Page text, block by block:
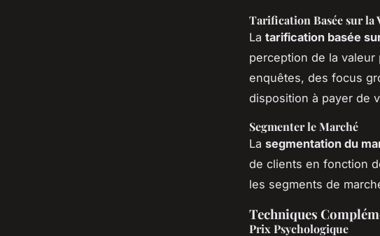
Tarification Basée sur la
La tarification basée
perception de la
enquêtes, des focus
disposition à payer de
Segmenter le Marché
La segmentation du
de clients en fonction
les segments de
Techniques
Prix Psychologique